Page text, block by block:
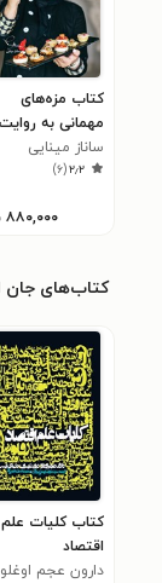
کتاب مزه‌های
مهمانی به روایت
ساناز سانیا
ساناز مینایی
۲٫۲(۶)
۸۸۰,۰۰۰
کتاب‌های
کتاب کلیات علم
اقتصاد
دارون عجم اوغلو